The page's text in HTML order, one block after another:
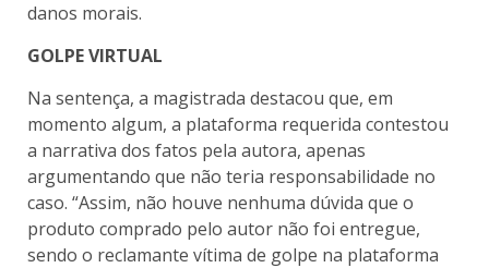
danos morais.
GOLPE VIRTUAL
Na sentença, a magistrada destacou que, em
momento algum, a plataforma requerida contestou
a narrativa dos fatos pela autora, apenas
argumentando que não teria responsabilidade no
caso. “Assim, não houve nenhuma dúvida que o
produto comprado pelo autor não foi entregue,
sendo o reclamante vítima de golpe na plataforma